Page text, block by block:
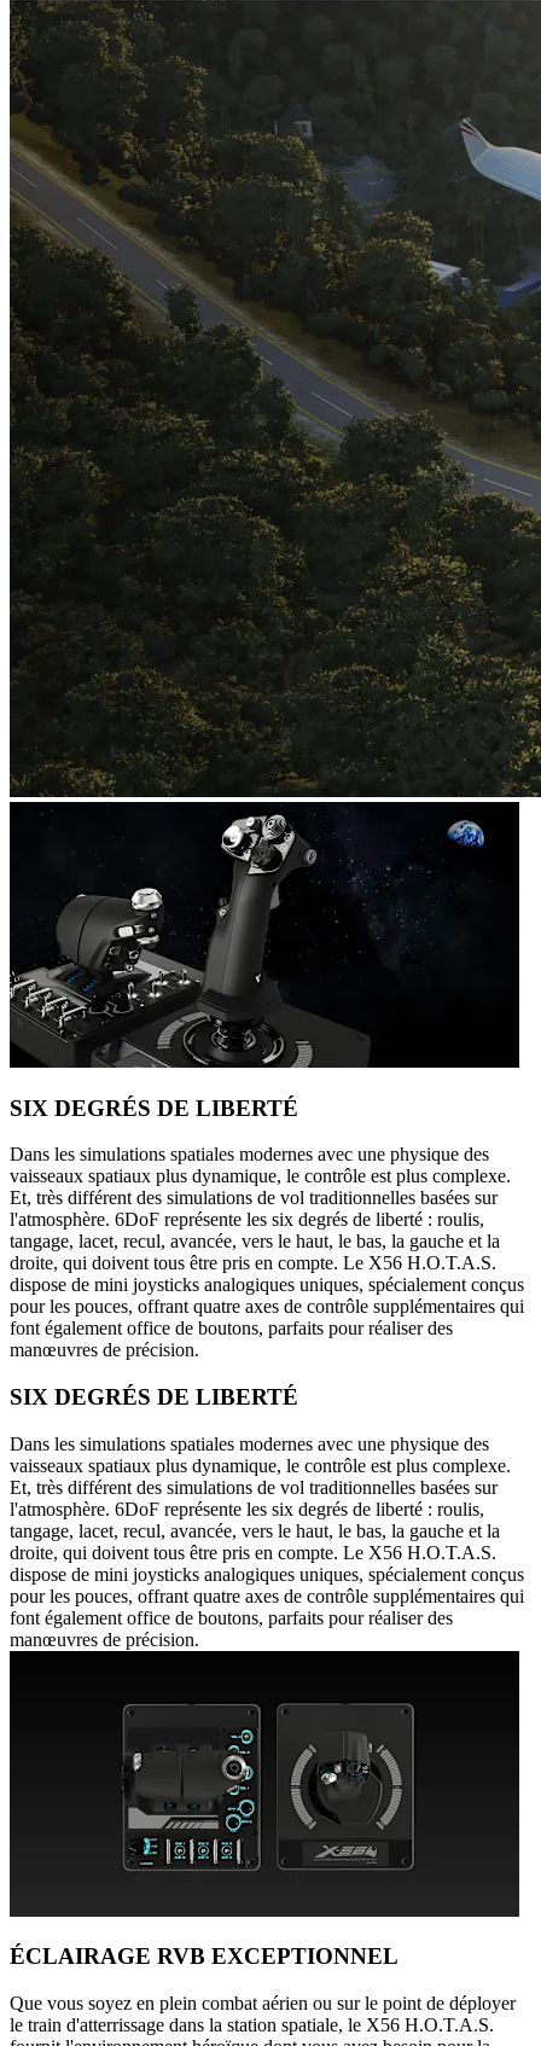
SIX DEGRÉS DE LIBERTÉ
Dans les simulations spatiales modernes avec une physique des
vaisseaux spatiaux plus dynamique, le contrôle est plus complexe.
Et, très différent des simulations de vol traditionnelles basées sur
l'atmosphère. 6DoF représente les six degrés de liberté : roulis,
tangage, lacet, recul, avancée, vers le haut, le bas, la gauche et la
droite, qui doivent tous être pris en compte. Le X56 H.O.T.A.S.
dispose de mini joysticks analogiques uniques, spécialement conçus
pour les pouces, offrant quatre axes de contrôle supplémentaires qui
font également office de boutons, parfaits pour réaliser des
manœuvres de précision.
SIX DEGRÉS DE LIBERTÉ
Dans les simulations spatiales modernes avec une physique des
vaisseaux spatiaux plus dynamique, le contrôle est plus complexe.
Et, très différent des simulations de vol traditionnelles basées sur
l'atmosphère. 6DoF représente les six degrés de liberté : roulis,
tangage, lacet, recul, avancée, vers le haut, le bas, la gauche et la
droite, qui doivent tous être pris en compte. Le X56 H.O.T.A.S.
dispose de mini joysticks analogiques uniques, spécialement conçus
pour les pouces, offrant quatre axes de contrôle supplémentaires qui
font également office de boutons, parfaits pour réaliser des
manœuvres de précision.
ÉCLAIRAGE RVB EXCEPTIONNEL
Que vous soyez en plein combat aérien ou sur le point de déployer
le train d'atterrissage dans la station spatiale, le X56 H.O.T.A.S.